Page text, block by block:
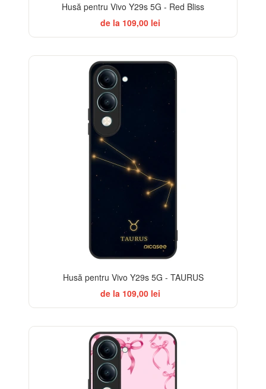
Husă pentru Vivo Y29s 5G - Red Bliss
de la 109,00 lei
Husă pentru Vivo Y29s 5G - TAURUS
de la 109,00 lei